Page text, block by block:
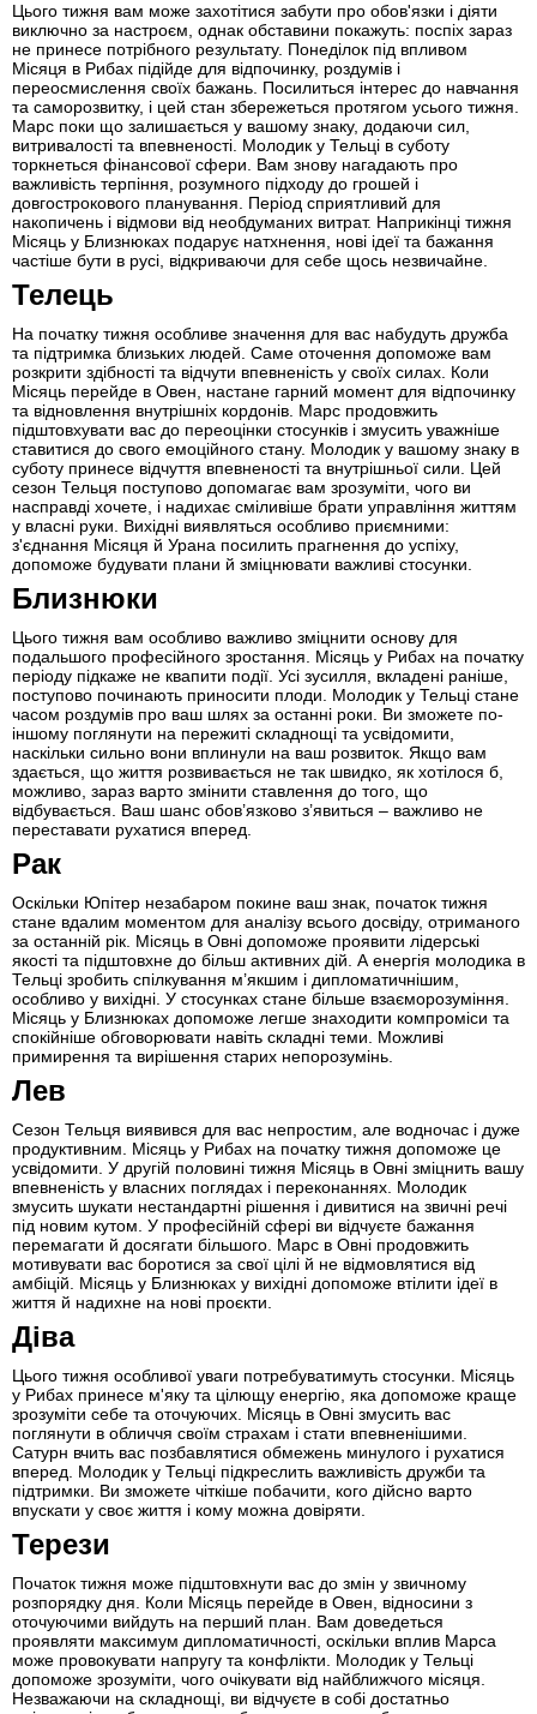
Цього тижня вам може захотітися забути про обов'язки і діяти
виключно за настроєм, однак обставини покажуть: поспіх зараз
не принесе потрібного результату. Понеділок під впливом
Місяця в Рибах підійде для відпочинку, роздумів і
переосмислення своїх бажань. Посилиться інтерес до навчання
та саморозвитку, і цей стан збережеться протягом усього тижня.
Марс поки що залишається у вашому знаку, додаючи сил,
витривалості та впевненості. Молодик у Тельці в суботу
торкнеться фінансової сфери. Вам знову нагадають про
важливість терпіння, розумного підходу до грошей і
довгострокового планування. Період сприятливий для
накопичень і відмови від необдуманих витрат. Наприкінці тижня
Місяць у Близнюках подарує натхнення, нові ідеї та бажання
частіше бути в русі, відкриваючи для себе щось незвичайне.
Телець
На початку тижня особливе значення для вас набудуть дружба
та підтримка близьких людей. Саме оточення допоможе вам
розкрити здібності та відчути впевненість у своїх силах. Коли
Місяць перейде в Овен, настане гарний момент для відпочинку
та відновлення внутрішніх кордонів. Марс продовжить
підштовхувати вас до переоцінки стосунків і змусить уважніше
ставитися до свого емоційного стану. Молодик у вашому знаку в
суботу принесе відчуття впевненості та внутрішньої сили. Цей
сезон Тельця поступово допомагає вам зрозуміти, чого ви
насправді хочете, і надихає сміливіше брати управління життям
у власні руки. Вихідні виявляться особливо приємними:
з'єднання Місяця й Урана посилить прагнення до успіху,
допоможе будувати плани й зміцнювати важливі стосунки.
Близнюки
Цього тижня вам особливо важливо зміцнити основу для
подальшого професійного зростання. Місяць у Рибах на початку
періоду підкаже не квапити події. Усі зусилля, вкладені раніше,
поступово починають приносити плоди. Молодик у Тельці стане
часом роздумів про ваш шлях за останні роки. Ви зможете по-
іншому поглянути на пережиті складнощі та усвідомити,
наскільки сильно вони вплинули на ваш розвиток. Якщо вам
здається, що життя розвивається не так швидко, як хотілося б,
можливо, зараз варто змінити ставлення до того, що
відбувається. Ваш шанс обов’язково з’явиться – важливо не
переставати рухатися вперед.
Рак
Оскільки Юпітер незабаром покине ваш знак, початок тижня
стане вдалим моментом для аналізу всього досвіду, отриманого
за останній рік. Місяць в Овні допоможе проявити лідерські
якості та підштовхне до більш активних дій. А енергія молодика в
Тельці зробить спілкування м’якшим і дипломатичнішим,
особливо у вихідні. У стосунках стане більше взаєморозуміння.
Місяць у Близнюках допоможе легше знаходити компроміси та
спокійніше обговорювати навіть складні теми. Можливі
примирення та вирішення старих непорозумінь.
Лев
Сезон Тельця виявився для вас непростим, але водночас і дуже
продуктивним. Місяць у Рибах на початку тижня допоможе це
усвідомити. У другій половині тижня Місяць в Овні зміцнить вашу
впевненість у власних поглядах і переконаннях. Молодик
змусить шукати нестандартні рішення і дивитися на звичні речі
під новим кутом. У професійній сфері ви відчуєте бажання
перемагати й досягати більшого. Марс в Овні продовжить
мотивувати вас боротися за свої цілі й не відмовлятися від
амбіцій. Місяць у Близнюках у вихідні допоможе втілити ідеї в
життя й надихне на нові проєкти.
Діва
Цього тижня особливої уваги потребуватимуть стосунки. Місяць
у Рибах принесе м'яку та цілющу енергію, яка допоможе краще
зрозуміти себе та оточуючих. Місяць в Овні змусить вас
поглянути в обличчя своїм страхам і стати впевненішими.
Сатурн вчить вас позбавлятися обмежень минулого і рухатися
вперед. Молодик у Тельці підкреслить важливість дружби та
підтримки. Ви зможете чіткіше побачити, кого дійсно варто
впускати у своє життя і кому можна довіряти.
Терези
Початок тижня може підштовхнути вас до змін у звичному
розпорядку дня. Коли Місяць перейде в Овен, відносини з
оточуючими вийдуть на перший план. Вам доведеться
проявляти максимум дипломатичності, оскільки вплив Марса
може провокувати напругу та конфлікти. Молодик у Тельці
допоможе зрозуміти, чого очікувати від найближчого місяця.
Незважаючи на складнощі, ви відчуєте в собі достатньо